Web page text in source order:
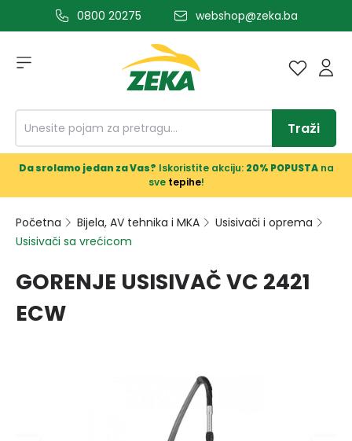
glavni sadržaj0800 20275 webshop@zeka.ba
Traži
Da srolamo jedan za Vas? Iskoristite akciju: 20% POPUSTAna
sve tepihe!
Početna Bijela, AV tehnika i MKA
Usisivači i oprema
Usisivači sa vrećicom
GORENJE USISIVAČ VC 2421
ECW